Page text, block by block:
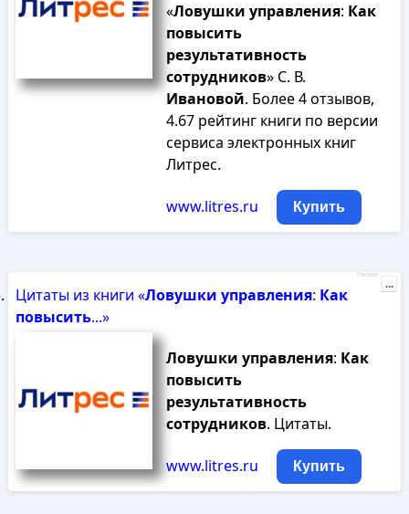
«Ловушки управления: Как
повысить
результативность
сотрудников» С. В.
Ивановой. Более 4 отзывов,
4.67 рейтинг книги по версии
сервиса электронных книг
Литрес.
www.litres.ru Купить
Цитаты из книги «Ловушки управления: Как
повысить...»
Ловушки управления: Как
повысить
результативность
сотрудников. Цитаты.
www.litres.ru Купить
Реклама
...